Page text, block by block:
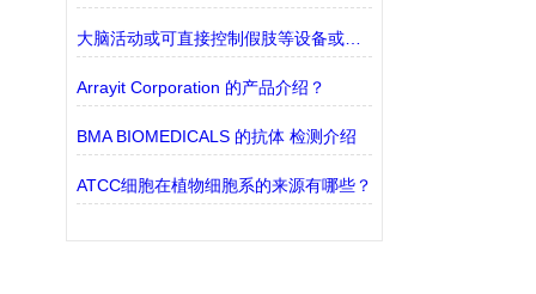
大脑活动或可直接控制假肢等设备或调节神经或肌肉功能
Arrayit Corporation 的产品介绍？
BMA BIOMEDICALS 的抗体 检测介绍
ATCC细胞在植物细胞系的来源有哪些？